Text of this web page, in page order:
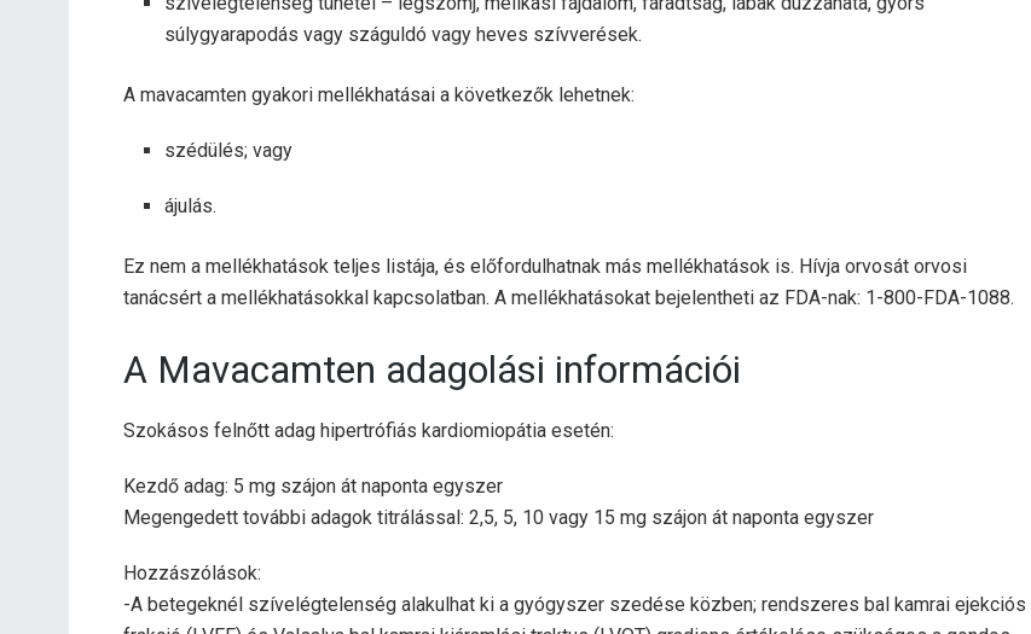
súlygyarapodás vagy száguldó vagy heves szívverések.
A mavacamten gyakori mellékhatásai a következők lehetnek:
szédülés; vagy
ájulás.
Ez nem a mellékhatások teljes listája, és előfordulhatnak más mellékhatások is. Hívja orvosát orvosi
tanácsért a mellékhatásokkal kapcsolatban. A mellékhatásokat bejelentheti az FDA-nak: 1-800-FDA-1088.
A Mavacamten adagolási információi
Szokásos felnőtt adag hipertrófiás kardiomiopátia esetén:
Kezdő adag: 5 mg szájon át naponta egyszer
Megengedett további adagok titrálással: 2,5, 5, 10 vagy 15 mg szájon át naponta egyszer
Hozzászólások:
-A betegeknél szívelégtelenség alakulhat ki a gyógyszer szedése közben; rendszeres bal kamrai ejekciós